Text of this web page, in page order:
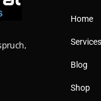
Home
Services
Blog
Shop